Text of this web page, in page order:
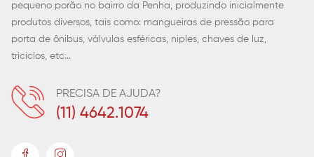
pequeno porão no bairro da Penha, produzindo inicialmente
produtos diversos, tais como: mangueiras de pressão para
porta de ônibus, válvulas esféricas, niples, chaves de luz,
triciclos, etc...
PRECISA DE AJUDA?
(11) 4642.1074